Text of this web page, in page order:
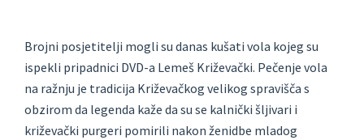
Brojni posjetitelji mogli su danas kušati vola kojeg su
ispekli pripadnici DVD-a Lemeš Križevački. Pečenje vola
na ražnju je tradicija Križevačkog velikog spravišča s
obzirom da legenda kaže da su se kalnički šljivari i
križevački purgeri pomirili nakon ženidbe mladog